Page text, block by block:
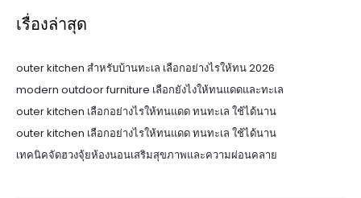
เรื่องล่าสุด
outer kitchen สำหรับบ้านทะเล เลือกอย่างไรให้ทน 2026
modern outdoor furniture เลือกยังไงให้ทนแดดและทะเล
outer kitchen เลือกอย่างไรให้ทนแดด ทนทะเล ใช้ได้นาน
outer kitchen เลือกอย่างไรให้ทนแดด ทนทะเล ใช้ได้นาน
เทคนิคจัดฮวงจุ้ยห้องนอนเสริมสุขภาพและความผ่อนคลาย